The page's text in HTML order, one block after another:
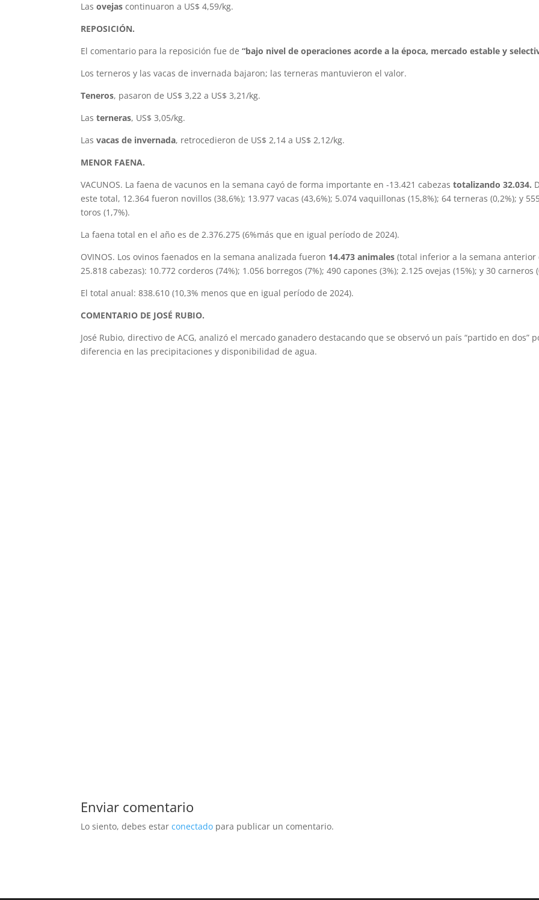
Lasovejas continuaron a US$ 4,59/kg.
REPOSICIÓN.
El comentario para la reposición fue de“bajo nivel de operaciones acorde a la época, mercado estable y
Los terneros y las vacas de invernada bajaron; las terneras mantuvieron el valor.
Teneros, pasaron de US$ 3,22 a US$ 3,21/kg.
Lasterneras, US$ 3,05/kg.
Lasvacas de invernada, retrocedieron de US$ 2,14 a US$ 2,12/kg.
MENOR FAENA.
VACUNOS. La faena de vacunos en la semana cayó de forma importante en -13.421 cabezastotalizando 32.034.
este total, 12.364 fueron novillos (38,6%); 13.977 vacas (43,6%); 5.074 vaquillonas (15,8%); 64 terneras (0,2%); y
toros (1,7%).
La faena total en el año es de 2.376.275 (6%más que en igual período de 2024).
OVINOS. Los ovinos faenados en la semana analizada fueron 14.473 animales (total inferior a la semana anterior
25.818 cabezas): 10.772 corderos (74%); 1.056 borregos (7%); 490 capones (3%); 2.125 ovejas (15%); y 30 carneros
El total anual: 838.610 (10,3% menos que en igual período de 2024).
COMENTARIO DE JOSÉ RUBIO.
José Rubio, directivo de ACG, analizó el mercado ganadero destacando que se observó un país “partido en dos”
diferencia en las precipitaciones y disponibilidad de agua.
Enviar comentario
Lo siento, debes estarconectado para publicar un comentario.